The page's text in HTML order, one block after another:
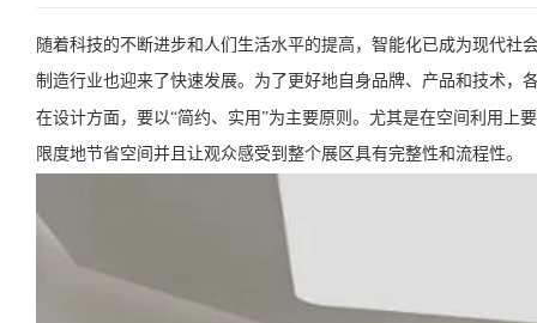
随着科技的不断进步和人们生活水平的提高，智能化已成为现代
制造行业也迎来了快速发展。为了更好地自身品牌、产品和技术，
在设计方面，要以“简约、实用”为主要原则。尤其是在空间利用
限度地节省空间并且让观众感受到整个展区具有完整性和流程性。